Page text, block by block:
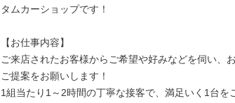
タムカーショップです！
【お仕事内容】
ご来店されたお客様からご希望や好みなどを伺い、
ご提案をお願いします！
1組当たり1～2時間の丁寧な接客で、満足いく1台を